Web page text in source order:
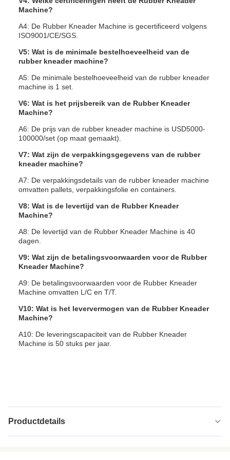
Machine?
A4: De Rubber Kneader Machine is gecertificeerd volgens
ISO9001/CE/SGS.
V5: Wat is de minimale bestelhoeveelheid van de
rubber kneader machine?
A5: De minimale bestelhoeveelheid van de rubber kneader
machine is 1 set.
V6: Wat is het prijsbereik van de Rubber Kneader
Machine?
A6: De prijs van de rubber kneader machine is USD5000-
100000/set (op maat gemaakt).
V7: Wat zijn de verpakkingsgegevens van de rubber
kneader machine?
A7: De verpakkingsdetails van de rubber kneader machine
omvatten pallets, verpakkingsfolie en containers.
V8: Wat is de levertijd van de Rubber Kneader
Machine?
A8: De levertijd van de Rubber Kneader Machine is 40
dagen.
V9: Wat zijn de betalingsvoorwaarden voor de Rubber
Kneader Machine?
A9: De betalingsvoorwaarden voor de Rubber Kneader
Machine omvatten L/C en T/T.
V10: Wat is het leververmogen van de Rubber Kneader
Machine?
A10: De leveringscapaciteit van de Rubber Kneader
Machine is 50 stuks per jaar.
Productdetails